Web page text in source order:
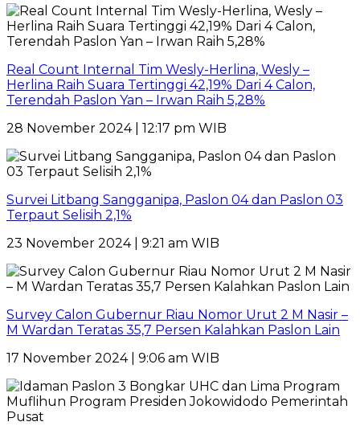
Real Count Internal Tim Wesly-Herlina, Wesly –
Herlina Raih Suara Tertinggi 42,19% Dari 4 Calon,
Terendah Paslon Yan – Irwan Raih 5,28%
28 November 2024 | 12:17 pm WIB
Survei Litbang Sangganipa, Paslon 04 dan Paslon 03
Terpaut Selisih 2,1%
23 November 2024 | 9:21 am WIB
Survey Calon Gubernur Riau Nomor Urut 2 M Nasir –
M Wardan Teratas 35,7 Persen Kalahkan Paslon Lain
17 November 2024 | 9:06 am WIB